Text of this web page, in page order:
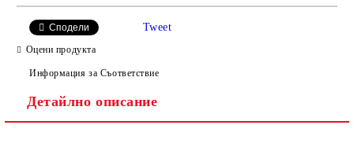
Ние ще се свържем с вас в рамките на работния ден, за
Сподели Tweet
Оцени продукта
Информация за Съответствие
Детайлно описание